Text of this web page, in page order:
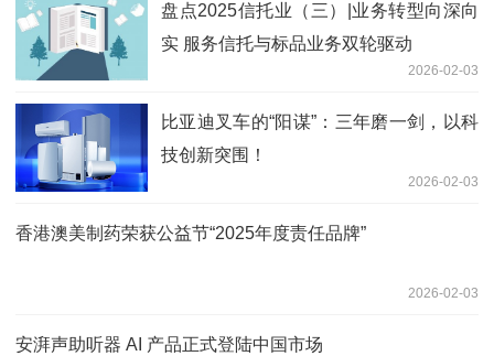
盘点2025信托业（三）|业务转型向深向
实 服务信托与标品业务双轮驱动
2026-02-03
比亚迪叉车的“阳谋”：三年磨一剑，以科
技创新突围！
2026-02-03
香港澳美制药荣获公益节“2025年度责任品牌”
2026-02-03
安湃声助听器 AI 产品正式登陆中国市场